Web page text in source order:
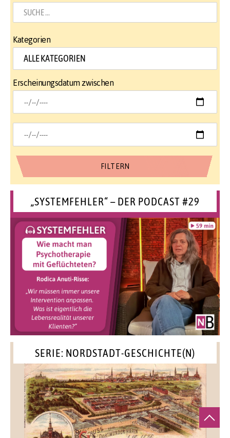
Kategorien
Erscheinungsdatum zwischen
„SYSTEMFEHLER“ – DER PODCAST #29
SERIE: NORDSTADT-GESCHICHTE(N)